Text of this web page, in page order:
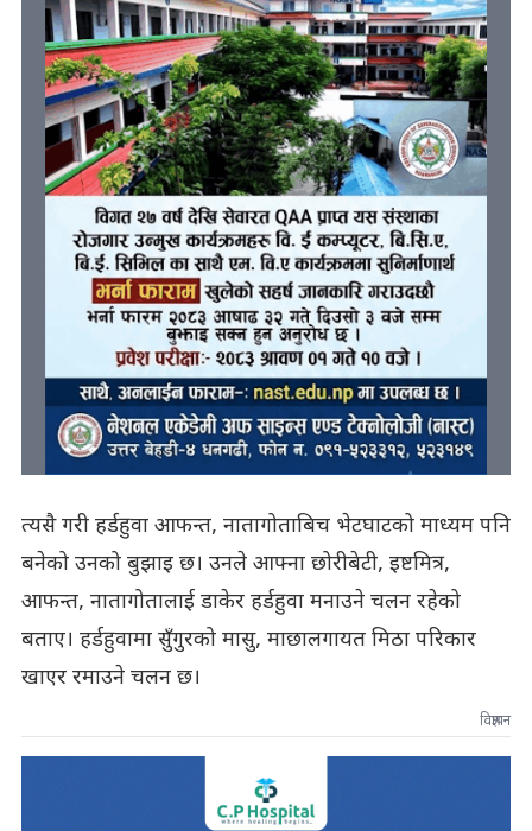
त्यसै गरी हर्डहुवा आफन्त, नातागोताबिच भेटघाटको माध्यम पनि
बनेको उनको बुझाइ छ। उनले आफ्ना छोरीबेटी, इष्टमित्र,
आफन्त, नातागोतालाई डाकेर हर्डहुवा मनाउने चलन रहेको
बताए। हर्डहुवामा सुँगुरको मासु, माछालगायत मिठा परिकार
खाएर रमाउने चलन छ।
विज्ञापन